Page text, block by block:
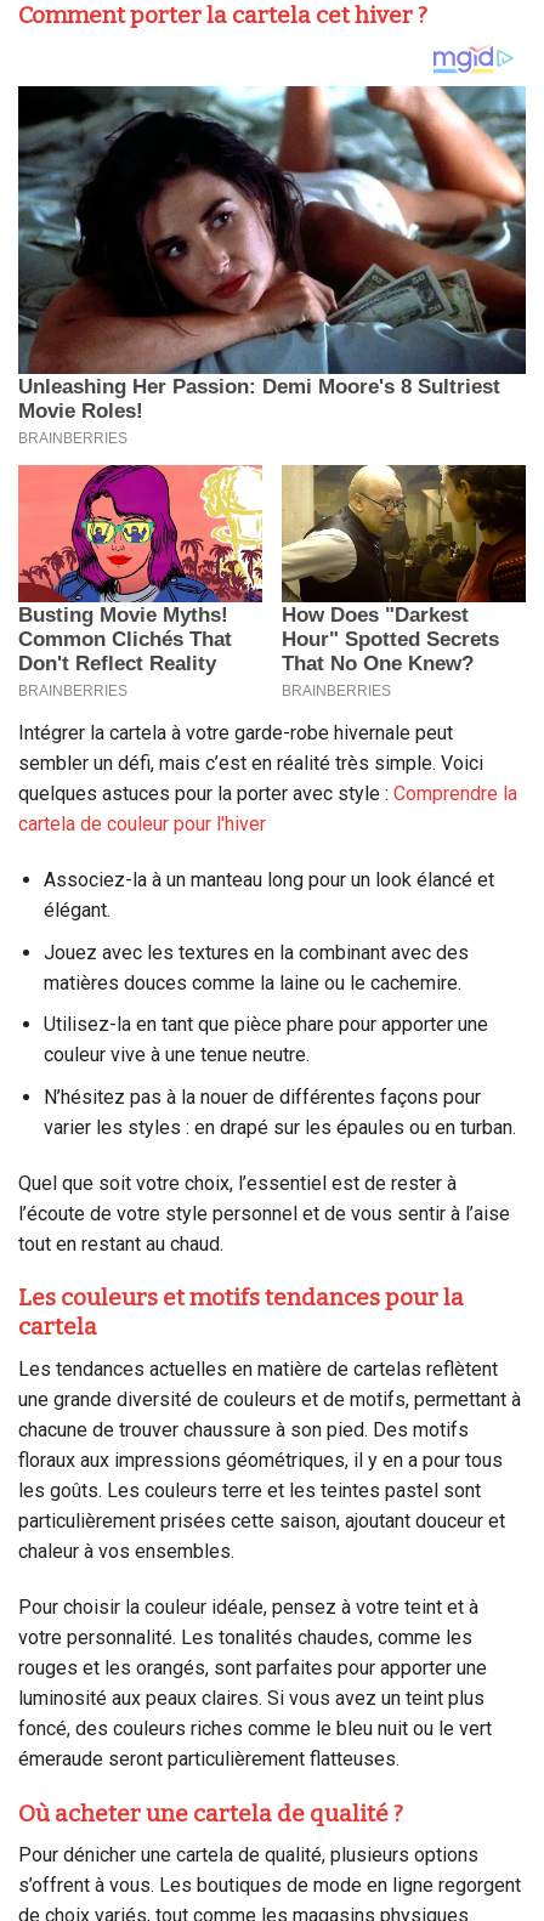
Comment porter la cartela cet hiver ?
Intégrer la cartela à votre garde-robe hivernale peut
sembler un défi, mais c’est en réalité très simple. Voici
quelques astuces pour la porter avec style : Comprendre la
cartela de couleur pour l'hiver
Associez-la à un manteau long pour un look élancé et
élégant.
Jouez avec les textures en la combinant avec des
matières douces comme la laine ou le cachemire.
Utilisez-la en tant que pièce phare pour apporter une
couleur vive à une tenue neutre.
N’hésitez pas à la nouer de différentes façons pour
varier les styles : en drapé sur les épaules ou en turban.
Quel que soit votre choix, l’essentiel est de rester à
l’écoute de votre style personnel et de vous sentir à l’aise
tout en restant au chaud.
Les couleurs et motifs tendances pour la
cartela
Les tendances actuelles en matière de cartelas reflètent
une grande diversité de couleurs et de motifs, permettant à
chacune de trouver chaussure à son pied. Des motifs
floraux aux impressions géométriques, il y en a pour tous
les goûts. Les couleurs terre et les teintes pastel sont
particulièrement prisées cette saison, ajoutant douceur et
chaleur à vos ensembles.
Pour choisir la couleur idéale, pensez à votre teint et à
votre personnalité. Les tonalités chaudes, comme les
rouges et les orangés, sont parfaites pour apporter une
luminosité aux peaux claires. Si vous avez un teint plus
foncé, des couleurs riches comme le bleu nuit ou le vert
émeraude seront particulièrement flatteuses.
Où acheter une cartela de qualité ?
Pour dénicher une cartela de qualité, plusieurs options
s’offrent à vous. Les boutiques de mode en ligne regorgent
de choix variés, tout comme les magasins physiques.